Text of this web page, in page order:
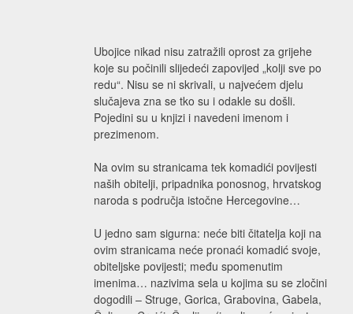
Ubojice nikad nisu zatražili oprost za grijehe
koje su počinili slijedeći zapovijed „kolji sve po
redu“. Nisu se ni skrivali, u najvećem djelu
slučajeva zna se tko su i odakle su došli.
Pojedini su u knjizi i navedeni imenom i
prezimenom.
Na ovim su stranicama tek komadići povijesti
naših obitelji, pripadnika ponosnog, hrvatskog
naroda s područja istočne Hercegovine…
U jedno sam sigurna: neće biti čitatelja koji na
ovim stranicama neće pronaći komadić svoje,
obiteljske povijesti; među spomenutim
imenima… nazivima sela u kojima su se zločini
dogodili – Struge, Gorica, Grabovina, Gabela,